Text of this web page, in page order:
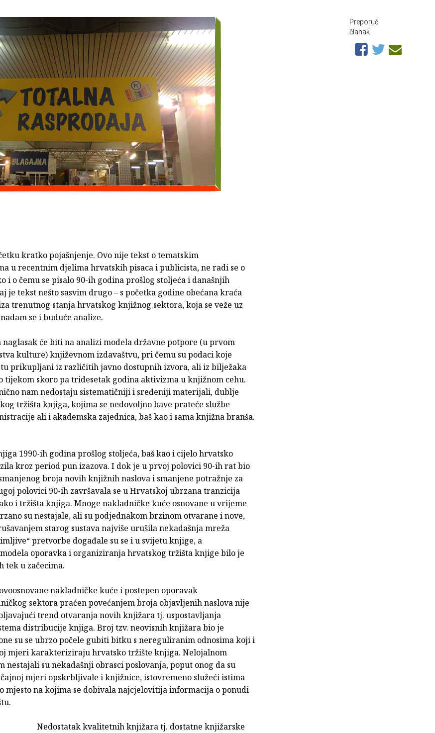
kratko pojašnjenje. Ovo nije tekst o tematskim
u recentnim djelima hrvatskih pisaca i publicista, ne radi se o
i o čemu se pisalo 90-ih godina prošlog stoljeća i današnjih
je tekst nešto sasvim drugo – s početka godine obećana kraća
trenutnog stanja hrvatskog knjižnog sektora, koja se veže uz
se i buduće analize.
naglasak će biti na analizi modela državne potpore (u prvom
kulture) književnom izdavaštvu, pri čemu su podaci koje
prikupljani iz različitih javno dostupnih izvora, ali iz bilježaka
tijekom skoro pa tridesetak godina aktivizma u knjižnom cehu.
nam nedostaju sistematičniji i sređeniji materijali, dublje
tržišta knjiga, kojima se nedovoljno bave prateće službe
ali i akademska zajednica, baš kao i sama knjižna branša.
1990-ih godina prošlog stoljeća, baš kao i cijelo hrvatsko
kroz period pun izazova. I dok je u prvoj polovici 90-ih rat bio
broja novih knjižnih naslova i smanjene potražnje za
polovici 90-ih završavala se u Hrvatskoj ubrzana tranzicija
i tržišta knjiga. Mnoge nakladničke kuće osnovane u vrijeme
su nestajale, ali su podjednakom brzinom otvarane i nove,
starog sustava najviše urušila nekadašnja mreža
pretvorbe događale su se i u svijetu knjige, a
oporavka i organiziranja hrvatskog tržišta knjige bilo je
tek u začecima.
nakladničke kuće i postepen oporavak
sektora praćen povećanjem broja objavljenih naslova nije
trend otvaranja novih knjižara tj. uspostavljanja
distribucije knjiga. Broj tzv. neovisnih knjižara bio je
su se ubrzo počele gubiti bitku s nereguliranim odnosima koji i
mjeri karakteriziraju hrvatsko tržište knjiga. Nelojalnom
nestajali su nekadašnji obrasci poslovanja, poput onog da su
mjeri opskrbljivale i knjižnice, istovremeno služeći istima
mjesto na kojima se dobivala najcjelovitija informacija o ponudi
Nedostatak kvalitetnih knjižara tj. dostatne knjižarske
Preporuči
članak